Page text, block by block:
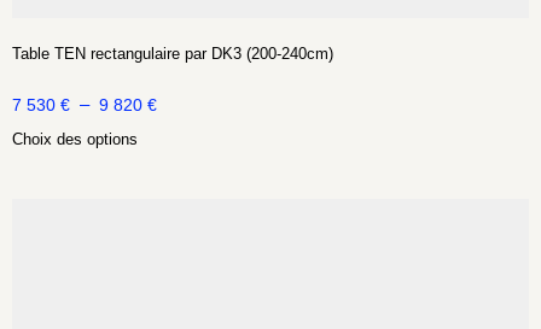
Table TEN rectangulaire par DK3 (200-240cm)
7 530 € – 9 820 €
Choix des options